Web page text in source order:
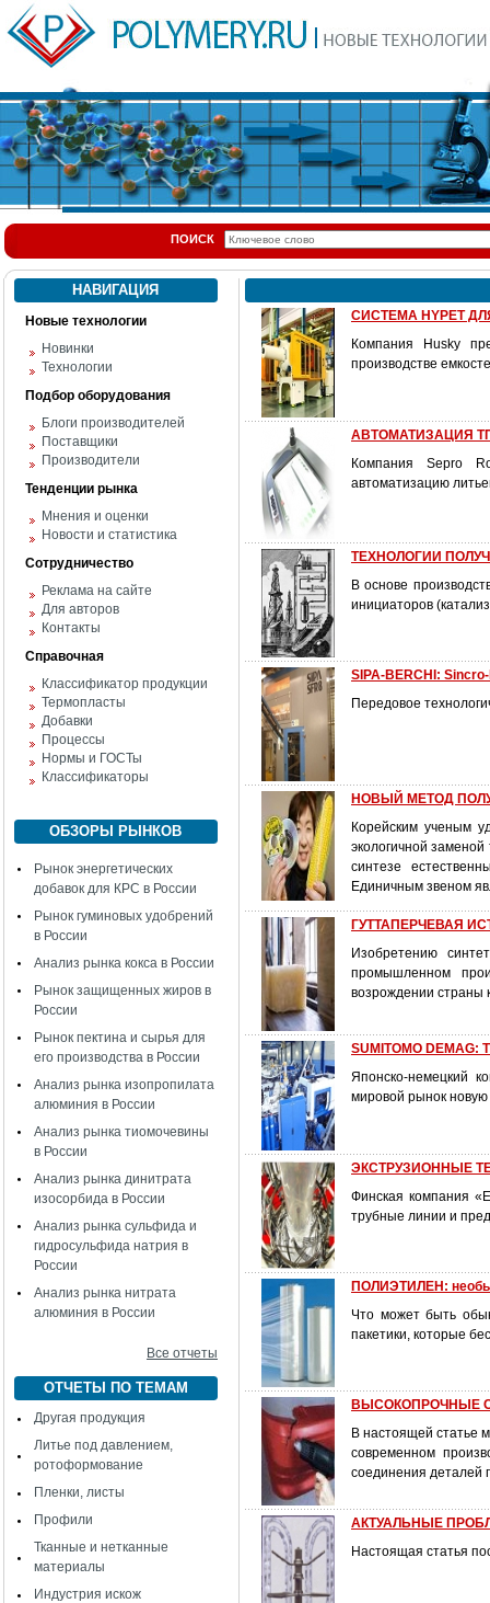
ПОИСК
НАВИГАЦИЯ
Новые технологии
Новинки
Технологии
Подбор оборудования
Блоги производителей
Поставщики
Производители
Тенденции рынка
Мнения и оценки
Новости и статистика
Сотрудничество
Реклама на сайте
Для авторов
Контакты
Справочная
Классификатор продукции
Термопласты
Добавки
Процессы
Нормы и ГОСТы
Классификаторы
ОБЗОРЫ РЫНКОВ
Рынок энергетических
добавок для КРС в России
Рынок гуминовых удобрений
в России
Анализ рынка кокса в России
Рынок защищенных жиров в
России
Рынок пектина и сырья для
его производства в России
Анализ рынка изопропилата
алюминия в России
Анализ рынка тиомочевины
в России
Анализ рынка динитрата
изосорбида в России
Анализ рынка сульфида и
гидросульфида натрия в
России
Анализ рынка нитрата
алюминия в России
Все отчеты
ОТЧЕТЫ ПО ТЕМАМ
Другая продукция
Литье под давлением,
ротоформование
Пленки, листы
Профили
Тканные и нетканные
материалы
Индустрия искож
СИСТЕМА HYPET
Компания Husky
производстве
АВТОМАТИЗАЦИЯ
Компания Sepro
автоматизацию
ТЕХНОЛОГИИ
В основе
инициаторов
SIPA-BERCHI:
Передовое
НОВЫЙ МЕТОД
Корейским ученым
экологичной
синтезе
Единичным звеном
ГУТТАПЕРЧЕВАЯ
Изобретению
промышленном
возрождении страны
SUMITOMO DEMAG:
Японско-немецкий
мировой рынок
ЭКСТРУЗИОННЫЕ
Финская компания
трубные линии и
ПОЛИЭТИЛЕН:
Что может быть
пакетики, которые
ВЫСОКОПРОЧНЫЕ
В настоящей статье
современном
соединения деталей
АКТУАЛЬНЫЕ
Настоящая статья